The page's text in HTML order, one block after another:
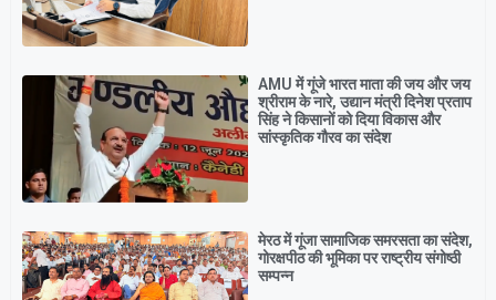
AMU में गूंजे भारत माता की जय और जय
श्रीराम के नारे, उद्यान मंत्री दिनेश प्रताप
सिंह ने किसानों को दिया विकास और
सांस्कृतिक गौरव का संदेश
मेरठ में गूंजा सामाजिक समरसता का संदेश,
गोरक्षपीठ की भूमिका पर राष्ट्रीय संगोष्ठी
सम्पन्न